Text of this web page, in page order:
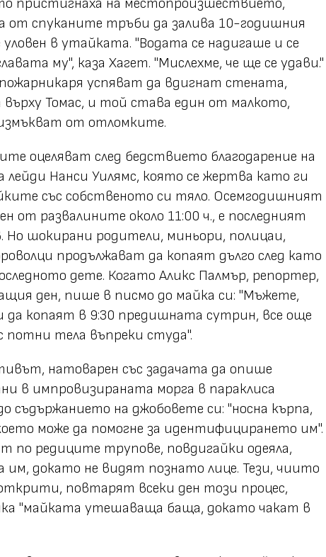
пристигнаха на местопроизшествието,
от спуканите тръби да залива 10-годишния
в утайката. "Водата се надигаше и се
му", каза Хагет. "Мислехме, че ще се удави."
успяват да вдигнат стената,
върху Томас, и той става един от малкото,
от отломките.
оцеляват след бедствието благодарение на
лейди Нанси Уилямс, която се жертва като ги
със собственото си тяло. Осемгодишният
от развалините около 11:00 ч., е последният
Но шокирани родители, миньори, полицаи,
продължават да копаят дълго след като
дете. Когато Аликс Палмър, репортер,
ден, пише в писмо до майка си: "Мъжете,
да копаят в 9:30 предишната сутрин, все още
потни тела въпреки студа".
натоварен със задачата да опише
в импровизираната морга в параклиса
съдържанието на джобовете си: "носна кърпа,
може да помогне за идентифицирането им".
по редиците трупове, повдигайки одеяла,
докато не видят познато лице. Тези, чиито
повтарят всеки ден този процес,
"майката утешаваща баща, докато чакат в